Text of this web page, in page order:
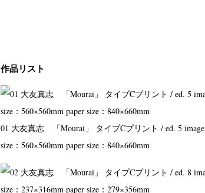
作品リスト
01 大友真志 「Mourai」 タイプCプリント / ed. 5 image
size：560×560mm paper size：840×660mm